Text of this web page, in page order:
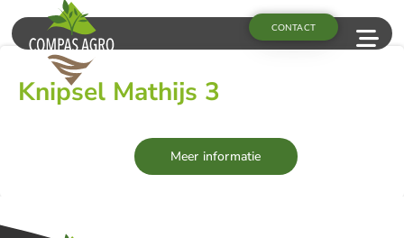
CONTACT
Knipsel Mathijs 3
Meer informatie